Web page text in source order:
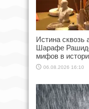
Истина сквозь
Шарафе
мифов в
06.08.2026 16:10